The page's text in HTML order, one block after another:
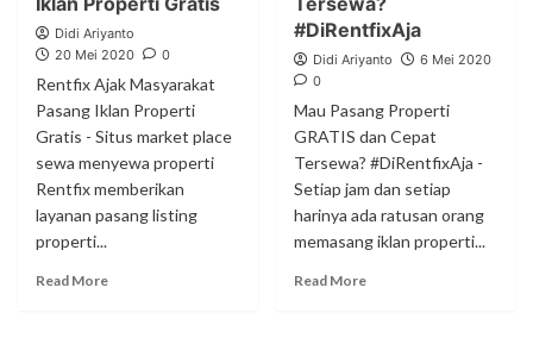
Didi Ariyanto
20 Mei 2020
0
Rentfix Ajak Masyarakat
Pasang Iklan Properti
Gratis - Situs market place
sewa menyewa properti
Rentfix memberikan
layanan pasang listing
properti...
Read More
#DiRentfixAja
Didi Ariyanto
6 Mei 2020
0
Mau Pasang Properti
GRATIS dan Cepat
Tersewa? #DiRentfixAja -
Setiap jam dan setiap
harinya ada ratusan orang
memasang iklan properti...
Read More